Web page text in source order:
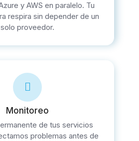
y AWS en paralelo. Tu
respira sin depender de un
solo proveedor.
Monitoreo
de tus servicios
problemas antes de